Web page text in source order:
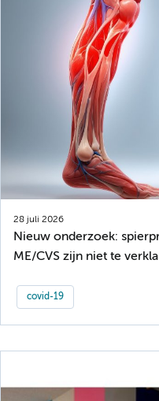
28 juli 2026
Nieuw onderzoek:
ME/CVS zijn niet te
covid-19